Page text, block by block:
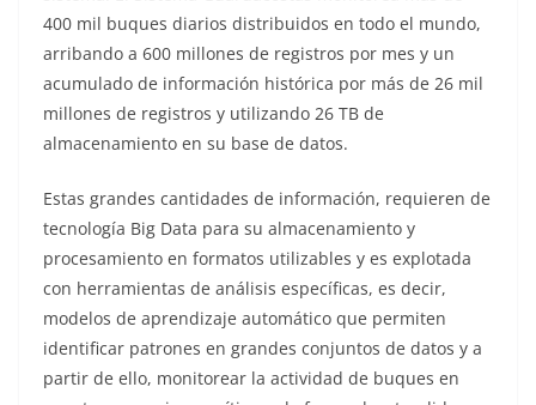
400 mil buques diarios distribuidos en todo el mundo,
arribando a 600 millones de registros por mes y un
acumulado de información histórica por más de 26 mil
millones de registros y utilizando 26 TB de
almacenamiento en su base de datos.
Estas grandes cantidades de información, requieren de
tecnología Big Data para su almacenamiento y
procesamiento en formatos utilizables y es explotada
con herramientas de análisis específicas, es decir,
modelos de aprendizaje automático que permiten
identificar patrones en grandes conjuntos de datos y a
partir de ello, monitorear la actividad de buques en